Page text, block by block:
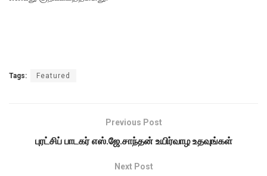
Tags: Featured
Previous Post
புரட்சிப் பாடகர் எஸ்.ஜே.சாந்தன் உயிர்வாழ உதவுங்கள்
Next Post